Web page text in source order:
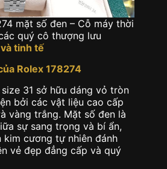
mặt số đen – Cỗ máy thời
quý cô thượng lưu
tinh tế
Rolex 178274
31 sở hữu dáng vỏ tròn
bởi các vật liệu cao cấp
vàng trắng. Mặt số đen là
sự sang trọng và bí ẩn,
kim cương tự nhiên đánh
vẻ đẹp đẳng cấp và quý